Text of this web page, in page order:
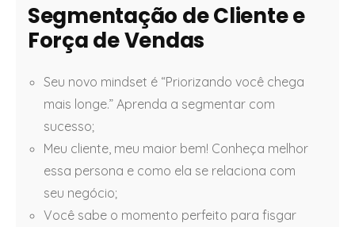
Segmentação de Cliente e
Força de Vendas
Seu novo mindset é “Priorizando você chega
mais longe.” Aprenda a segmentar com
sucesso;
Meu cliente, meu maior bem! Conheça melhor
essa persona e como ela se relaciona com
seu negócio;
Você sabe o momento perfeito para fisgar